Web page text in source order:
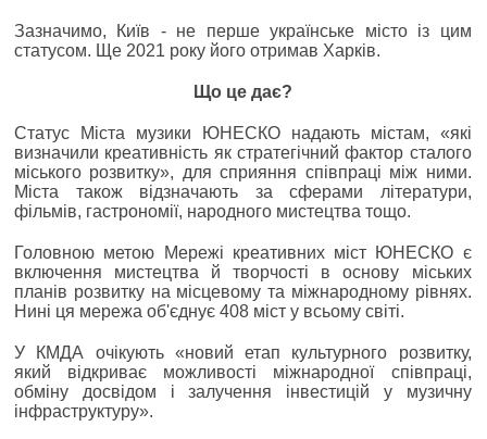
Зазначимо, Київ - не перше українське місто із цим
статусом. Ще 2021 року його отримав Харків.
Що це дає?
Статус Міста музики ЮНЕСКО надають містам, «які
визначили креативність як стратегічний фактор сталого
міського розвитку», для сприяння співпраці між ними.
Міста також відзначають за сферами літератури,
фільмів, гастрономії, народного мистецтва тощо.
Головною метою Мережі креативних міст ЮНЕСКО є
включення мистецтва й творчості в основу міських
планів розвитку на місцевому та міжнародному рівнях.
Нині ця мережа об'єднує 408 міст у всьому світі.
У КМДА очікують «новий етап культурного розвитку,
який відкриває можливості міжнародної співпраці,
обміну досвідом і залучення інвестицій у музичну
інфраструктуру».